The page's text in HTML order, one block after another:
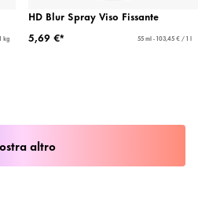
kg
HD Blur Spray Viso Fissante
5,69 €*
55 ml - 103,45 € / 1 l
altro